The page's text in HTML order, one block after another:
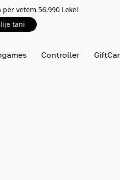
për vetëm 56.990 Lekë!
tani
Controller